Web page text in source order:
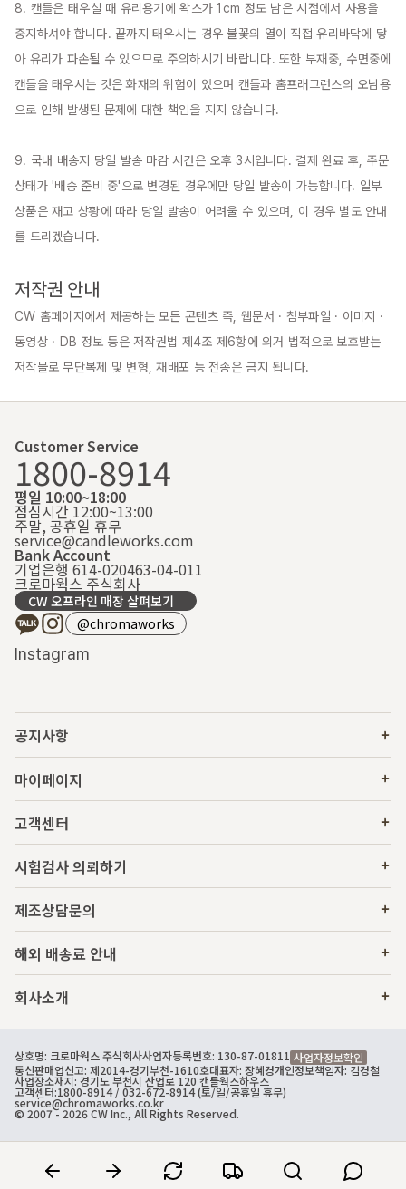
8. 캔들은 태우실 때 유리용기에 왁스가 1cm 정도 남은 시점에서 사용을
중지하셔야 합니다. 끝까지 태우시는 경우 불꽃의 열이 직접 유리바닥에 닿
아 유리가 파손될 수 있으므로 주의하시기 바랍니다. 또한 부재중, 수면중에
캔들을 태우시는 것은 화재의 위험이 있으며 캔들과 홈프래그런스의 오남용
으로 인해 발생된 문제에 대한 책임을 지지 않습니다.
9. 국내 배송지 당일 발송 마감 시간은 오후 3시입니다. 결제 완료 후, 주문
상태가 '배송 준비 중'으로 변경된 경우에만 당일 발송이 가능합니다. 일부
상품은 재고 상황에 따라 당일 발송이 어려울 수 있으며, 이 경우 별도 안내
를 드리겠습니다.
저작권 안내
CW 홈페이지에서 제공하는 모든 콘텐츠 즉, 웹문서 · 첨부파일 · 이미지 ·
동영상 · DB 정보 등은 저작권법 제4조 제6항에 의거 법적으로 보호받는
저작물로 무단복제 및 변형, 재배포 등 전송은 금지 됩니다.
Customer Service
1800-8914
평일 10:00~18:00
점심시간 12:00~13:00
주말, 공휴일 휴무
service@candleworks.com
Bank Account
기업은행 614-020463-04-011
크로마웍스 주식회사
CW 오프라인 매장 살펴보기
@chromaworks
Instagram
공지사항
마이페이지
고객센터
시험검사 의뢰하기
제조상담문의
해외 배송료 안내
회사소개
상호명: 크로마웍스 주식회사사업자등록번호: 130-87-01811 사업자정보확인
통신판매업신고: 제2014-경기부천-1610호대표자: 장혜경개인정보책임자: 김경철
사업장소재지: 경기도 부천시 산업로 120 캔들웍스하우스
고객센터:1800-8914/ 032-672-8914 (토/일/공휴일 휴무)
service@chromaworks.co.kr
© 2007 - 2026 CW Inc., All Rights Reserved.